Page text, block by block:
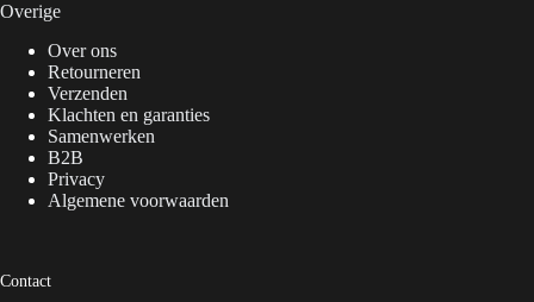
Overige
Over ons
Retourneren
Verzenden
Klachten en garanties
Samenwerken
B2B
Privacy
Algemene voorwaarden
Contact